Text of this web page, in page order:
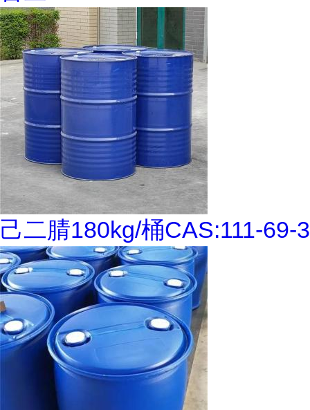
己二腈180kg/桶CAS:111-69-3